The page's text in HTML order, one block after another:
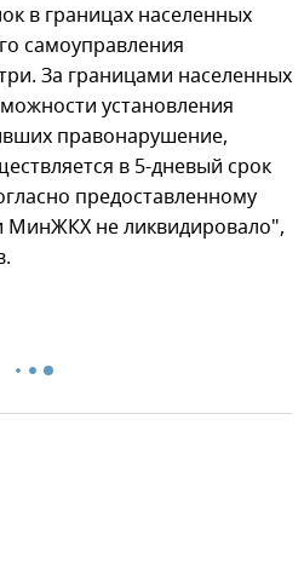
в границах населенных
самоуправления
За границами населенных
установления
правонарушение,
в 5-дневый срок
предоставленному
МинЖКХ не ликвидировало",